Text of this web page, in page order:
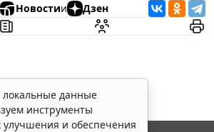
Новостии Дзен
данные
инструменты
улучшения и обеспечения